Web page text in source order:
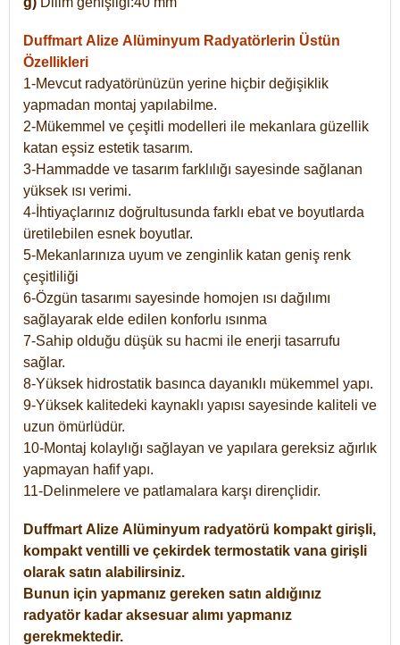
Duffmart Alize Alüminyum Radyatörlerin Üstün
Özellikleri
1-Mevcut radyatörünüzün yerine hiçbir değişiklik
yapmadan montaj yapılabilme.
2-Mükemmel ve çeşitli modelleri ile mekanlara güzellik
katan eşsiz estetik tasarım.
3-Hammadde ve tasarım farklılığı sayesinde sağlanan
yüksek ısı verimi.
4-İhtiyaçlarınız doğrultusunda farklı ebat ve boyutlarda
üretilebilen esnek boyutlar.
5-Mekanlarınıza uyum ve zenginlik katan geniş renk
çeşitliliği
6-Özgün tasarımı sayesinde homojen ısı dağılımı
sağlayarak elde edilen konforlu ısınma
7-Sahip olduğu düşük su hacmi ile enerji tasarrufu
sağlar.
8-Yüksek hidrostatik basınca dayanıklı mükemmel yapı.
9-Yüksek kalitedeki kaynaklı yapısı sayesinde kaliteli ve
uzun ömürlüdür.
10-Montaj kolaylığı sağlayan ve yapılara gereksiz ağırlık
yapmayan hafif yapı.
11-Delinmelere ve patlamalara karşı dirençlidir.
Duffmart Alize Alüminyum radyatörü kompakt girişli,
kompakt ventilli ve çekirdek termostatik vana girişli
olarak satın alabilirsiniz.
Bunun için yapmanız gereken satın aldığınız
radyatör kadar aksesuar alımı yapmanız
gerekmektedir.